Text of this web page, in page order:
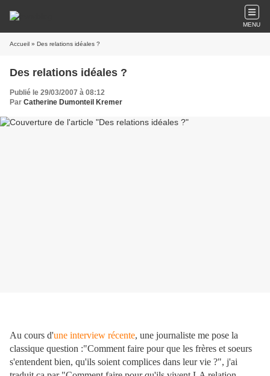
MENU
Accueil » Des relations idéales ?
Des relations idéales ?
Publié le 29/03/2007 à 08:12
Par Catherine Dumonteil Kremer
Au cours d'une interview récente, une journaliste me pose la
classique question :"Comment faire pour que les frères et soeurs
s'entendent bien, qu'ils soient complices dans leur vie ?", j'ai